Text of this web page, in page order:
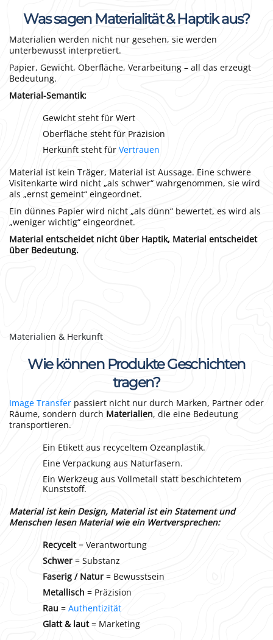
Was sagen Materialität & Haptik aus?
Materialien werden nicht nur gesehen, sie werden
unterbewusst interpretiert.
Papier, Gewicht, Oberfläche, Verarbeitung – all das erzeugt
Bedeutung.
Material-Semantik:
Gewicht steht für Wert
Oberfläche steht für Präzision
Herkunft steht für Vertrauen
Material ist kein Träger, Material ist Aussage. Eine schwere
Visitenkarte wird nicht „als schwer“ wahrgenommen, sie wird
als „ernst gemeint“ eingeordnet.
Ein dünnes Papier wird nicht „als dünn“ bewertet, es wird als
„weniger wichtig“ eingeordnet.
Material entscheidet nicht über Haptik, Material entscheidet
über Bedeutung.
Materialien & Herkunft
Wie können Produkte Geschichten
tragen?
Image Transfer passiert nicht nur durch Marken, Partner oder
Räume, sondern durch Materialien, die eine Bedeutung
transportieren.
Ein Etikett aus recyceltem Ozeanplastik.
Eine Verpackung aus Naturfasern.
Ein Werkzeug aus Vollmetall statt beschichtetem
Kunststoff.
Material ist kein Design, Material ist ein Statement und
Menschen lesen Material wie ein Wertversprechen:
Recycelt= Verantwortung
Schwer = Substanz
Faserig / Natur = Bewusstsein
Metallisch = Präzision
Rau = Authentizität
Glatt & laut= Marketing